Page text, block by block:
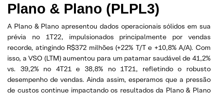
Plano & Plano (PLPL3)
A Plano & Plano apresentou dados operacionais sólidos em sua
prévia no 1T22, impulsionados principalmente por vendas
recorde, atingindo R$372 milhões (+22% T/T e +10,8% A/A). Com
isso, a VSO (LTM) aumentou para um patamar saudável de 41,2%
vs. 39,2% no 4T21 e 38,8% no 1T21, refletindo o robusto
desempenho de vendas. Ainda assim, esperamos que a pressão
de custos continue impactando os resultados da Plano & Plano